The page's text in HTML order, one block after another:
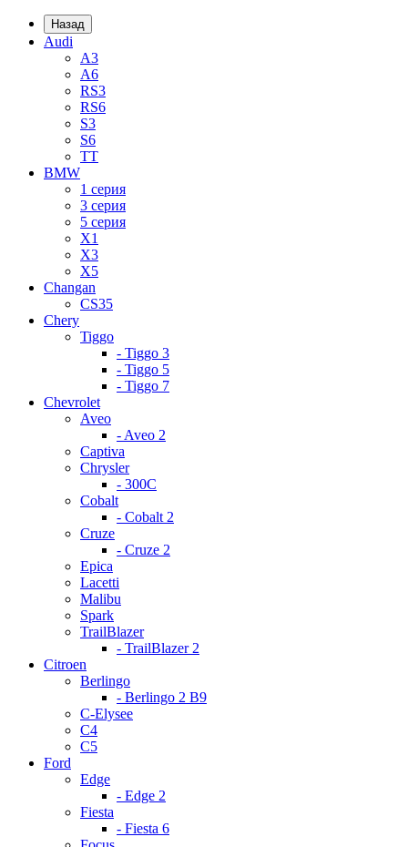
Назад
Audi
A3
A6
RS3
RS6
S3
S6
TT
BMW
1 серия
3 серия
5 серия
X1
X3
X5
Changan
CS35
Chery
Tiggo
- Tiggo 3
- Tiggo 5
- Tiggo 7
Chevrolet
Aveo
- Aveo 2
Captiva
Chrysler
- 300С
Cobalt
- Cobalt 2
Cruze
- Cruze 2
Epica
Lacetti
Malibu
Spark
TrailBlazer
- TrailBlazer 2
Citroen
Berlingo
- Berlingo 2 B9
C-Elysee
C4
C5
Ford
Edge
- Edge 2
Fiesta
- Fiesta 6